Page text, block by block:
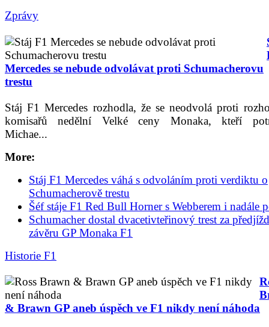
Zprávy
Mercedes se nebude odvolávat proti Schumacherovu
trestu
Stáj F1 Mercedes rozhodla, že se neodvolá proti
komisařů nedělní Velké ceny Monaka, kteří
Michae...
More:
Stáj F1 Mercedes váhá s odvoláním proti verdiktu o
Schumacherově trestu
Šéf stáje F1 Red Bull Horner s Webberem i nadále
Schumacher dostal dvacetivteřinový trest za
závěru GP Monaka F1
Historie F1
& Brawn GP aneb úspěch ve F1 nikdy není náhoda